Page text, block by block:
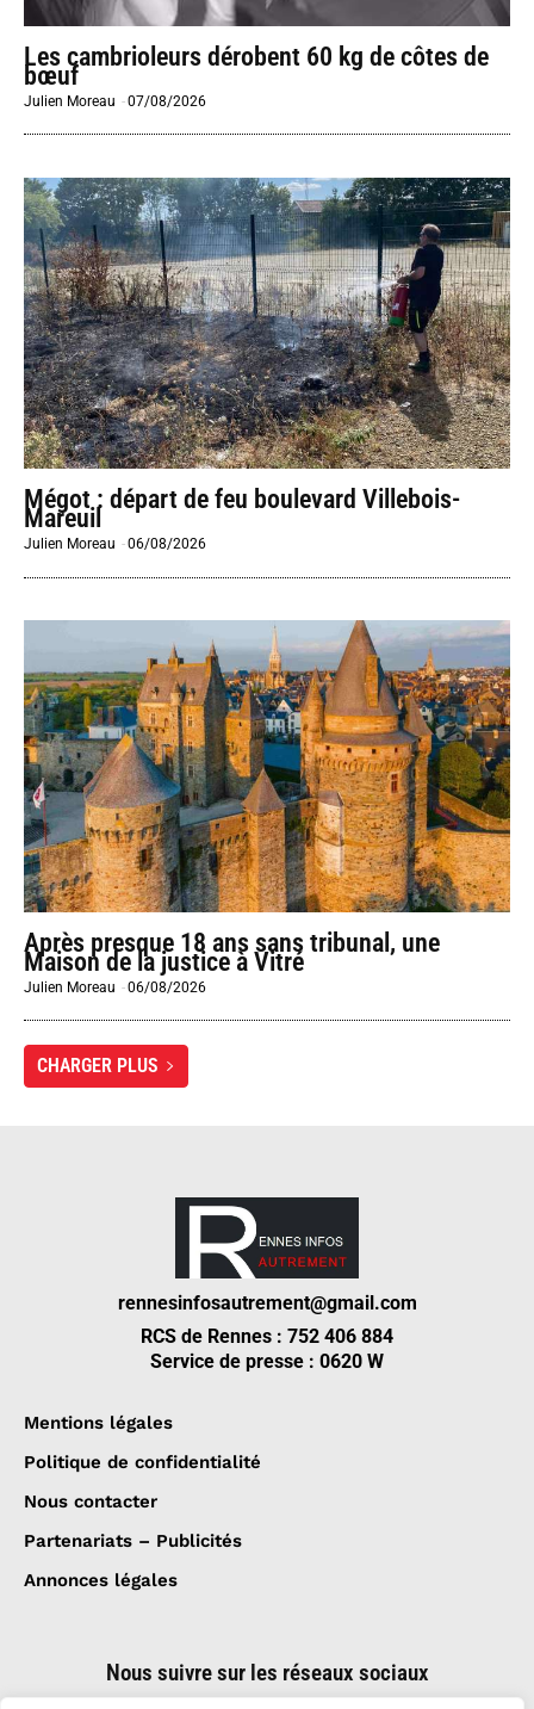
Les cambrioleurs dérobent 60 kg de côtes de
bœuf
Julien Moreau -07/08/2026
Mégot : départ de feu boulevard Villebois-
Mareuil
Julien Moreau -06/08/2026
Après presque 18 ans sans tribunal, une
Maison de la justice à Vitré
Julien Moreau -06/08/2026
CHARGER PLUS
rennesinfosautrement@gmail.com
RCS de Rennes : 752 406 884
Service de presse : 0620 W
Mentions légales
Politique de confidentialité
Nous contacter
Partenariats – Publicités
Annonces légales
Nous suivre sur les réseaux sociaux